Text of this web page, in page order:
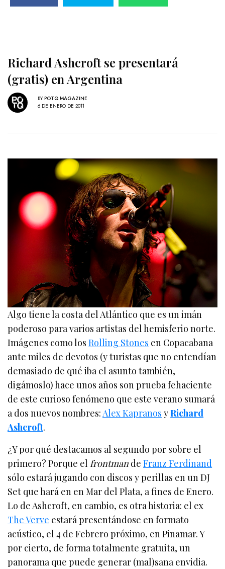
Richard Ashcroft se presentará
(gratis) en Argentina
BY POTQ MAGAZINE
6 DE ENERO DE 2011
Algo tiene la costa del Atlántico que es un imán
poderoso para varios artistas del hemisferio norte.
Imágenes como losRolling Stones en Copacabana
ante miles de devotos (y turistas que no entendían
demasiado de qué iba el asunto también,
digámoslo) hace unos años son prueba fehaciente
de este curioso fenómeno que este verano sumará
a dos nuevos nombres:Alex Kapranos yRichard
Ashcroft.
¿Y por qué destacamos al segundo por sobre el
primero? Porque elfrontman deFranz Ferdinand
sólo estará jugando con discos y perillas en un DJ
Set que hará en en Mar del Plata, a fines de Enero.
Lo de Ashcroft, en cambio, es otra historia: el ex
The Verve estará presentándose en formato
acústico, el 4 de Febrero próximo, en Pinamar. Y
por cierto, de forma totalmente gratuita, un
panorama que puede generar (mal)sana envidia.